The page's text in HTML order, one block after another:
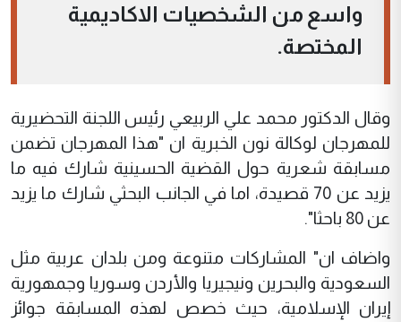
واسع من الشخصيات الاكاديمية
المختصة.
وقال الدكتور محمد علي الربيعي رئيس اللجنة التحضيرية
للمهرجان لوكالة نون الخبرية ان "هذا المهرجان تضمن
مسابقة شعرية حول القضية الحسينية شارك فيه ما
يزيد عن 70 قصيدة، اما في الجانب البحثي شارك ما يزيد
عن 80 باحثا".
واضاف ان" المشاركات متنوعة ومن بلدان عربية مثل
السعودية والبحرين ونيجيريا والأردن وسوريا وجمهورية
إيران الإسلامية، حيث خصص لهذه المسابقة جوائز